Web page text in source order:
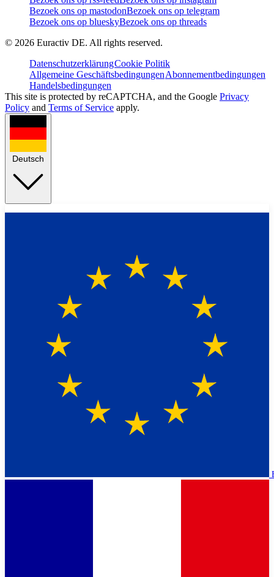
Bezoek ons op mastodonBezoek ons op telegram
Bezoek ons op blueskyBezoek ons op threads
© 2026 Euractiv DE. All rights reserved.
DatenschutzerklärungCookie Politik
Allgemeine GeschäftsbedingungenAbonnementbedingungen
Handelsbedingungen
This site is protected by reCAPTCHA, and the Google Privacy
Policy and Terms of Service apply.
Deutsch